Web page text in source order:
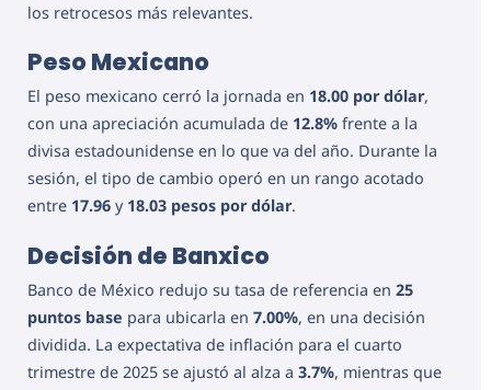
los retrocesos más relevantes.
Peso Mexicano
El peso mexicano cerró la jornada en 18.00 por dólar,
con una apreciación acumulada de 12.8% frente a la
divisa estadounidense en lo que va del año. Durante la
sesión, el tipo de cambio operó en un rango acotado
entre 17.96 y 18.03 pesos por dólar.
Decisión de Banxico
Banco de México redujo su tasa de referencia en 25
puntos base para ubicarla en 7.00%, en una decisión
dividida. La expectativa de inflación para el cuarto
trimestre de 2025 se ajustó al alza a 3.7%, mientras que